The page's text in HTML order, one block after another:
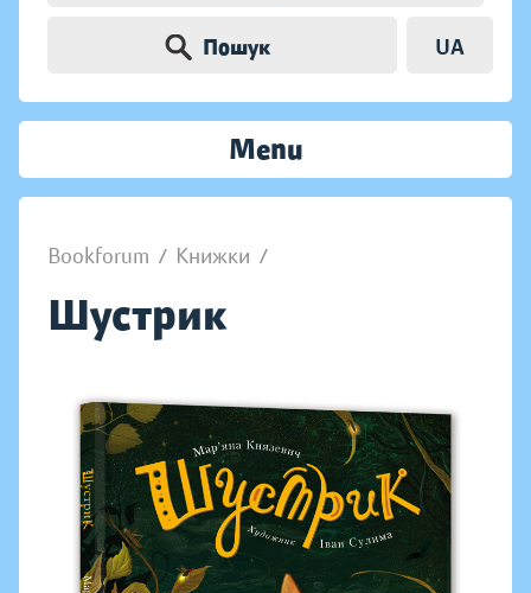
Пошук UA
Menu
Bookforum / Книжки /
Шустрик